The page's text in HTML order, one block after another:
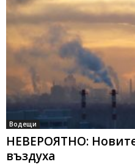
Водещи
НЕВЕРОЯТНО:
въздуха